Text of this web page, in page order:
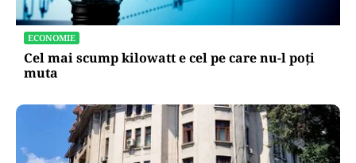
ECONOMIE
Cel mai scump kilowatt e cel pe care nu-l poți
muta